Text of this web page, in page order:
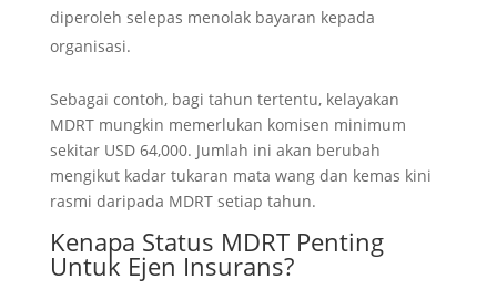
diperoleh selepas menolak bayaran kepada
organisasi.
Sebagai contoh, bagi tahun tertentu, kelayakan
MDRT mungkin memerlukan komisen minimum
sekitar USD 64,000. Jumlah ini akan berubah
mengikut kadar tukaran mata wang dan kemas kini
rasmi daripada MDRT setiap tahun.
Kenapa Status MDRT Penting
Untuk Ejen Insurans?